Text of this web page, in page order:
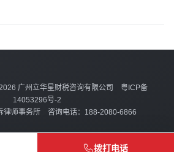
广州立华星财税咨询有限公司 粤ICP备
14053296号-2
律师事务所 咨询电话：188-2080-6866
拨打电话